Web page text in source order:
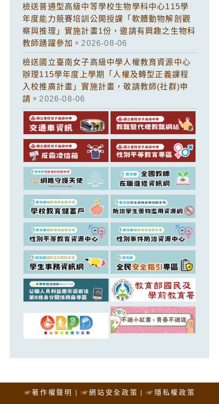
檢送普通型高級中等學校生物學科中心115學
年度能力競賽培訓公開授課「軟體動物解剖觀
察與推理」實施計畫1份，邀請有興趣之生物科
教師踴躍參加。 2026-08-06
檢送國立臺南女子高級中學人權教育資源中心
辦理115學年度上學期「人權及轉型正義課程
入校推廣計畫」實施計畫，敬請教師(社群)申
請。 2026-08-06
☞著作權聲明 ☞網站安全政策 ☞隱私權政策